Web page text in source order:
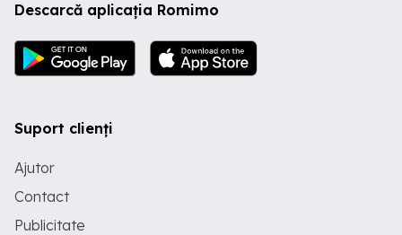
Descarcă aplicația Romimo
Suport clienți
Ajutor
Contact
Publicitate